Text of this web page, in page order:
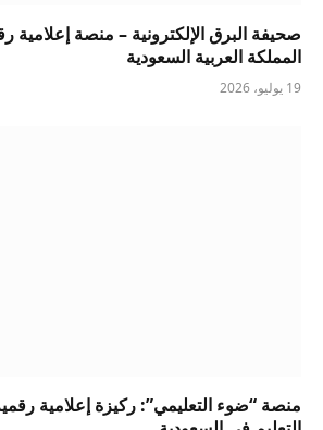
صحيفة البرق الإلكترونية – منصة إعلامية
المملكة العربية السعودية
19 يوليو، 2026
منصة “ضوء التعليمي”: ركيزة إعلامية